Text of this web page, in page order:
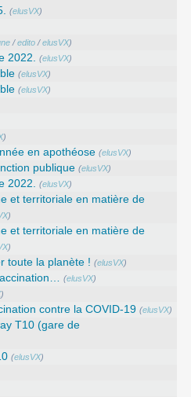
(elusVX)
/edito /elusVX)
2022. (elusVX)
(elusVX)
(elusVX)
)
en apothéose (elusVX)
publique (elusVX)
2022. (elusVX)
et territoriale en matière de
)
et territoriale en matière de
)
toute la planète ! (elusVX)
(elusVX)
)
contre la COVID-19 (elusVX)
T10 (gare de
(elusVX)